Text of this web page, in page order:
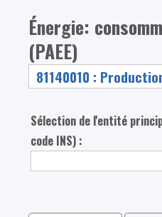
Énergie:
(PAEE)
Sélection de l'entité
code INS) :